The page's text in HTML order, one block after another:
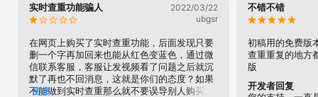
实时查重功能骗人
2022/03/22
ubgsr
在网页上购买了实时查重功能，后面发现只要
删一个字再加回来也能从红色变蓝色，通过微
信联系客服，客服让发视频看了问题之后就沉
默了再也不回消息，这就是你们的态度？如果
不能做到实时查重那么就不要误导别人购买，
更多
不错不错
初稿用的免费版
查重重复的地方
版
开发者回复